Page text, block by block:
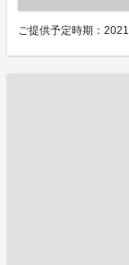
ご提供予定時期：